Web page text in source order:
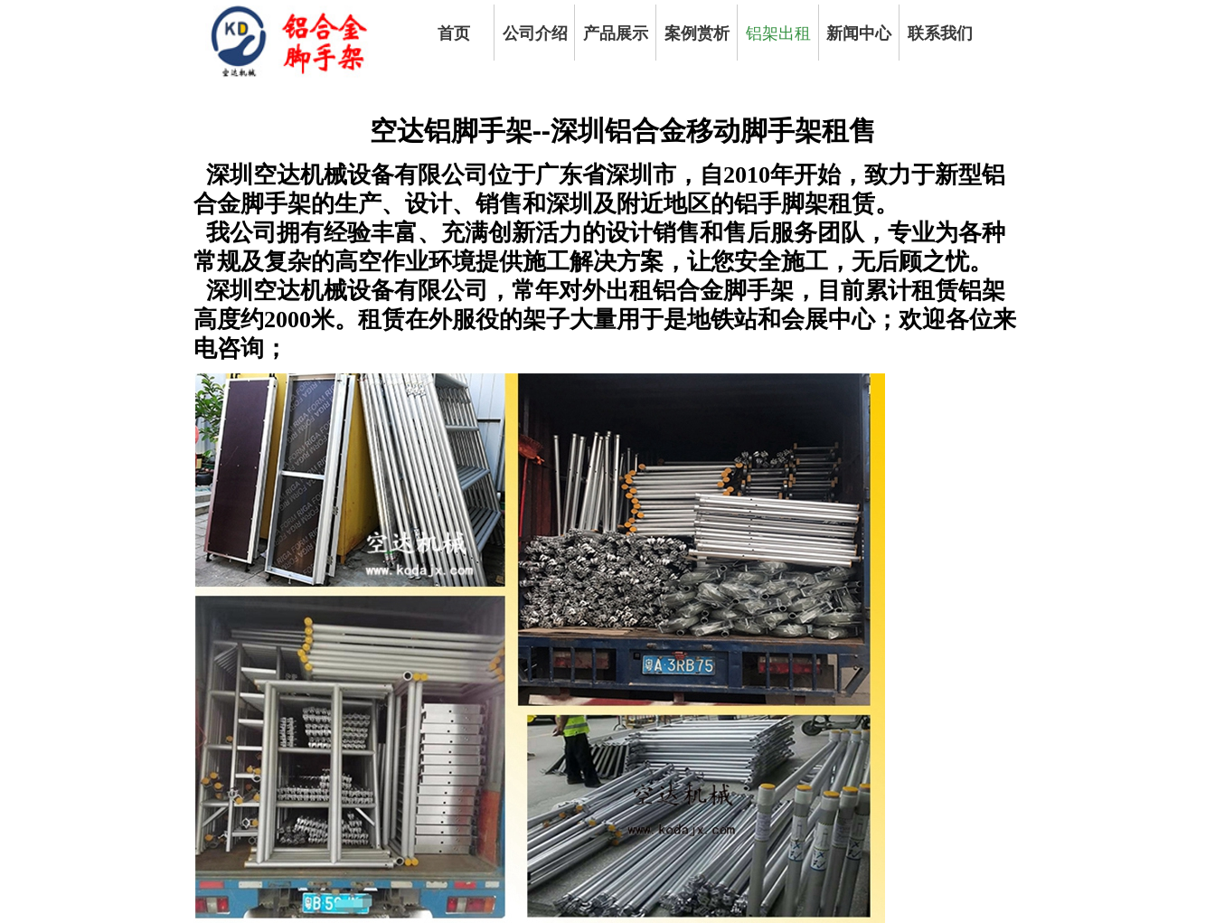
首页 公司介绍 产品展示 案例赏析 铝架出租 新闻中心 联系我们
空达铝脚手架--深圳铝合金移动脚手架租售
深圳空达机械设备有限公司位于广东省深圳市，自2010年开始，致力于新型铝
合金脚手架的生产、设计、销售和深圳及附近地区的铝手脚架租赁。
我公司拥有经验丰富、充满创新活力的设计销售和售后服务团队，专业为各种
常规及复杂的高空作业环境提供施工解决方案，让您安全施工，无后顾之忧。
深圳空达机械设备有限公司，常年对外出租铝合金脚手架，目前累计租赁铝架
高度约2000米。租赁在外服役的架子大量用于是地铁站和会展中心；欢迎各位来
电咨询；